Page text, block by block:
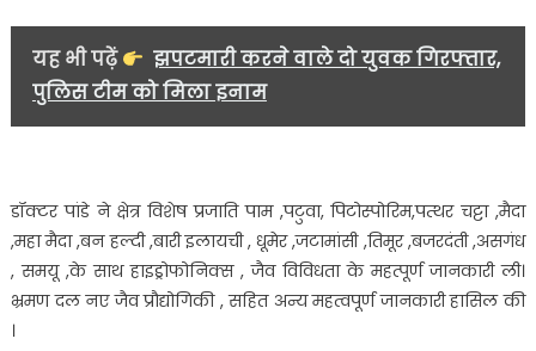
पर्यावरण
संस्थान
किया
यह भी पढ़ें
झपटमारी करने वाले दो युवक गिरफ्तार,
पुलिस टीम को मिला इनाम
डॉक्टर पांडे ने क्षेत्र विशेष प्रजाति पाम ,पटुवा, पिटोस्पोरिम,पत्थर चट्टा ,मैदा
,महा मैदा ,बन हल्दी ,बारी इलायची , धूमेर ,जटामांसी ,तिमूर ,बजरदंती ,असगंध
, समयू ,के साथ हाइड्रोफोनिक्स , जैव विविधता के महत्पूर्ण जानकारी ली।
भ्रमण दल नए जैव प्रौद्योगिकी , सहित अन्य महत्वपूर्ण जानकारी हासिल की
।